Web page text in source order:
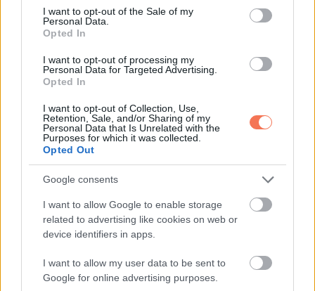
consent section.
I want to opt-out of the Sale of my
Personal Data.
Opted In
I want to opt-out of processing my
Personal Data for Targeted Advertising.
Opted In
I want to opt-out of Collection, Use,
Retention, Sale, and/or Sharing of my
Personal Data that Is Unrelated with the
Purposes for which it was collected.
Opted Out
Google consents
I want to allow Google to enable storage
related to advertising like cookies on web or
device identifiers in apps.
I want to allow my user data to be sent to
Google for online advertising purposes.
„Hetekig eszméletlen volt”, mondta. „Amikor felébredt,
senkit nem ismert meg. Egy nő jött be hozzá minden nap.
Terhes volt, sírt.”
Lucas visszament északra, a gondolatai összevissza
cikáztak.
Amikor újra belépett az otthonba, Mason azonnal odarohant,
és a karjába kapaszkodott.
„Igen”, felelte Lucas. „Nagyon közel álltunk egymáshoz.”